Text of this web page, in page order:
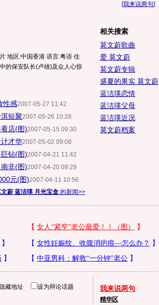
[我来说两句]
地区:中国香港 语言:粤语 住
的保安队长(卢雄)及众人心惊
性感2007-05-27 11:42
短聚2007-05-26 10:28
店(图)2007-05-15 09:30
才华2007-05-02 09:08
钻(图)2007-04-21 11:42
非(图)2007-04-20 09:29
元(图)2007-04-11 10:56
蔚 蓝洁瑛 月光宝盒 的新闻>>
相关搜索
莫文蔚歌曲
爱 莫文蔚
莫文蔚专辑
盛夏的果实 莫文蔚
蓝洁瑛恋情
蓝洁瑛父母
蓝洁瑛近况
莫文蔚档案
藏地址 设为辩论话题 我来说两句
精华区